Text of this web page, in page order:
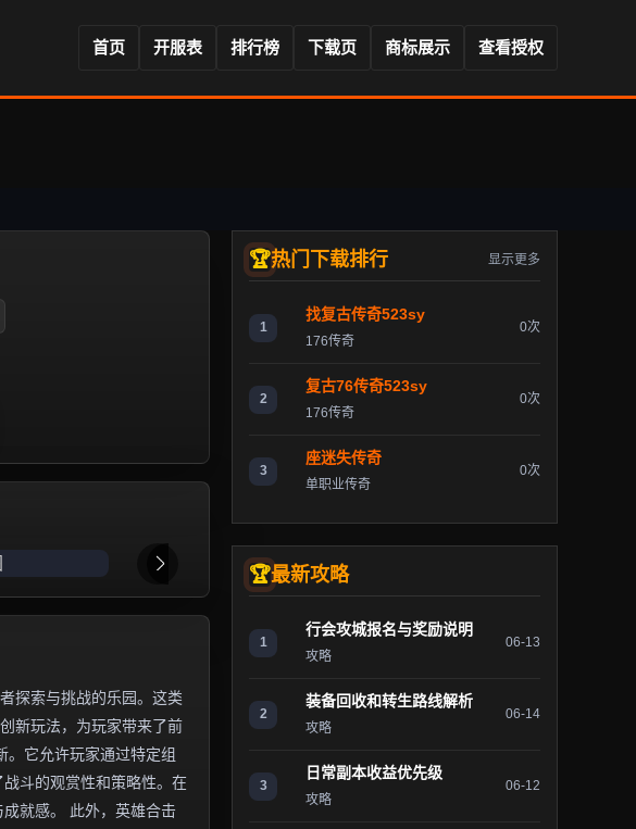
首页 开服表 排行榜 下载页 商标展示 查看授权
探索与挑战的乐园。这类
新玩法，为玩家带来了前
。它允许玩家通过特定组
斗的观赏性和策略性。在
就感。 此外，英雄合击
热门下载排行 显示更多
1
找复古传奇523sy
176传奇
0次
2
复古76传奇523sy
176传奇
0次
3
座迷失传奇
单职业传奇
0次
最新攻略
1
行会攻城报名与奖励说明
攻略
06-13
2
装备回收和转生路线解析
攻略
06-14
3
日常副本收益优先级
攻略
06-12